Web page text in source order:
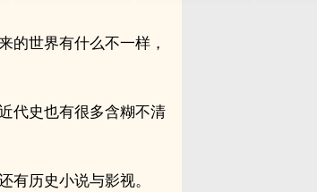
的世界有什么不一样，
代史也有很多含糊不清
历史小说与影视。